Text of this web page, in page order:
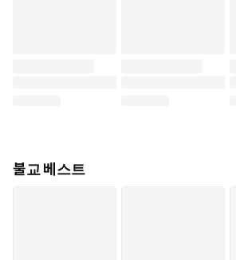
불교 베스트